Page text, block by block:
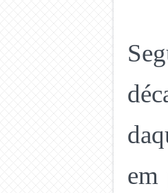
em